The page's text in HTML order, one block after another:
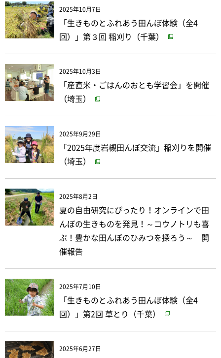
2025年10月7日
「生きものとふれあう田んぼ体験（全4
回）」第３回 稲刈り（千葉）
2025年10月3日
「産直米・ごはんのおとも学習会」を開催
（埼玉）
2025年9月29日
「2025年度岩槻田んぼ交流」稲刈りを開催
（埼玉）
2025年8月2日
夏の自由研究にぴったり！オンラインで田
んぼの生きものを発見！～コウノトリも喜
ぶ！豊かな田んぼのひみつを探ろう～ 開
催報告
2025年7月10日
「生きものとふれあう田んぼ体験（全4
回）」第2回 草とり（千葉）
2025年6月27日